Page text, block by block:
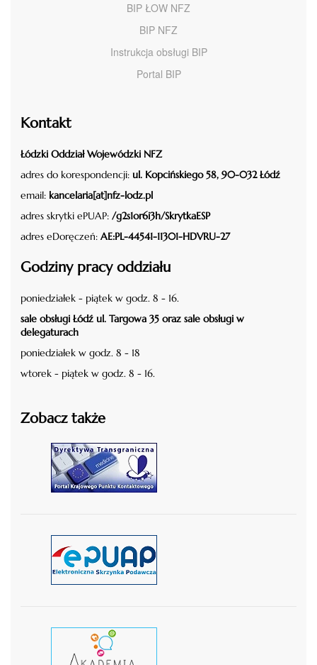
BIP ŁOW NFZ
BIP NFZ
Instrukcja obsługi BIP
Portal BIP
Kontakt
Łódzki Oddział Wojewódzki NFZ
adres do korespondencji: ul. Kopcińskiego 58, 90-032 Łódź
email: kancelaria[at]nfz-lodz.pl
adres skrytki ePUAP: /g2s1or6i3h/SkrytkaESP
adres eDoręczeń: AE:PL-44541-11301-HDVRU-27
Godziny pracy oddziału
poniedziałek - piątek w godz. 8 - 16.
sale obsługi Łódź ul. Targowa 35 oraz sale obsługi w
delegaturach
poniedziałek w godz. 8 - 18
wtorek - piątek w godz. 8 - 16.
Zobacz także
czytaj więcej
czytaj więcej